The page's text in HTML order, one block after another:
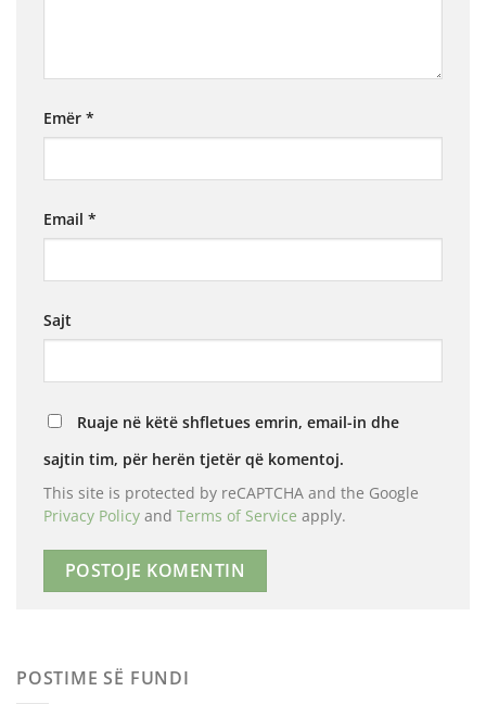
POSTIME SË FUNDI
Emër *
Email *
Sajt
Ruaje në këtë shfletues emrin, email-in dhe
sajtin tim, për herën tjetër që komentoj.
This site is protected by reCAPTCHA and the Google
Privacy Policy and Terms of Service apply.